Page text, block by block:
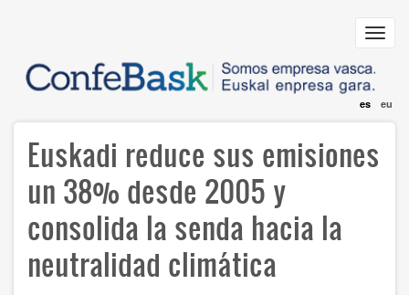
principal
es eu
Euskadi reduce sus emisiones
un 38% desde 2005 y
consolida la senda hacia la
neutralidad climática